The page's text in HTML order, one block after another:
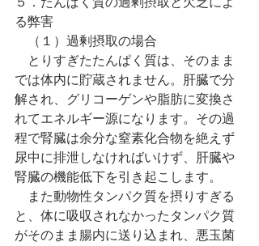
る弊害
（１）過剰摂取の場合
とりすぎたたんぱく質は、そのまま
では体内に貯蔵されません。肝臓で分
解され、グリコーゲンや脂肪に変換さ
れてエネルギー源になります。その過
程で腎臓は余分な窒素化合物を絶えず
尿中に排泄しなければいけず、肝臓や
腎臓の機能低下を引き起こします。
また動物性タンパク質を摂りすぎる
と、体に吸収されなかったタンパク質
がそのまま腸内に送り込まれ、悪玉菌